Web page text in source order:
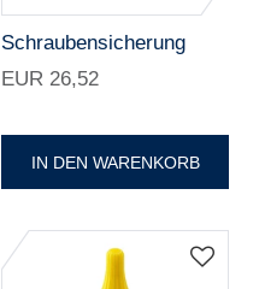
Schraubensicherung
EUR 26,52
IN DEN WARENKORB